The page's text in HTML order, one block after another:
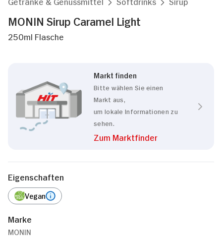
MONIN Sirup Caramel Light
250ml Flasche
Markt finden
Bitte wählen Sie einen
Markt aus,
um lokale Informationen zu
sehen.
Zum Marktfinder
Eigenschaften
Vegan
Marke
MONIN